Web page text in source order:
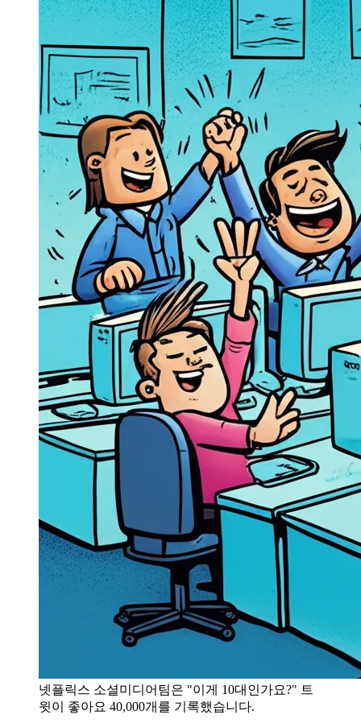
넷플릭스 소셜미디어팀은 "이게 10대인가요?" 트
윗이 좋아요 40,000개를 기록했습니다.